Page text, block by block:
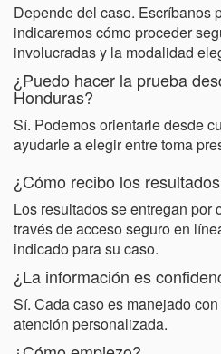
Depende del caso. Escríbanos
indicaremos cómo proceder
involucradas y la modalidad
¿Puedo hacer la prueba
Honduras?
Sí. Podemos orientarle desde
ayudarle a elegir entre toma
¿Cómo recibo los
Los resultados se entregan por
través de acceso seguro en
indicado para su caso.
¿La información es
Sí. Cada caso es manejado
atención personalizada.